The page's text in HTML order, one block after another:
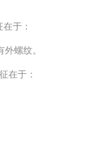
于：
螺纹。
在于：